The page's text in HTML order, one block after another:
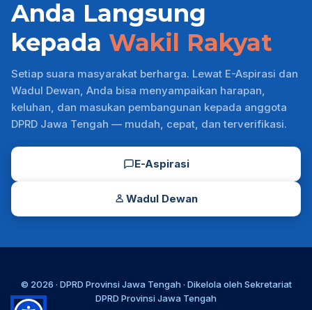
Anda Langsung
kepada Wakil Rakyat
Setiap suara masyarakat berharga. Lewat E-Aspirasi dan
Wadul Dewan, Anda bisa menyampaikan harapan,
keluhan, dan masukan pembangunan kepada anggota
DPRD Jawa Tengah — mudah, cepat, dan terverifikasi.
E-Aspirasi
Wadul Dewan
© 2026 · DPRD Provinsi Jawa Tengah · Dikelola oleh Sekretariat
DPRD Provinsi Jawa Tengah